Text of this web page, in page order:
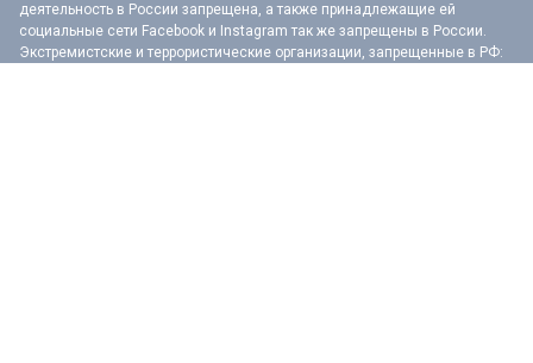
деятельность в России запрещена, а также принадлежащие ей
социальные сети Facebook и Instagram так же запрещены в России.
Экстремистские и террористические организации, запрещенные в РФ: